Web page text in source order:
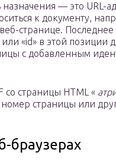
— это URL-
к документу,
странице.
«id» в этой позиции
с добавленным
страницы HTML «
номер страницы или
браузерах